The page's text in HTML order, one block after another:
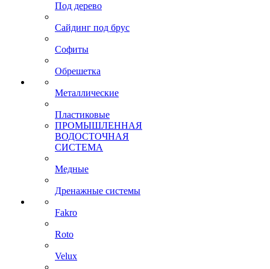
Под дерево
Сайдинг под брус
Софиты
Обрешетка
Металлические
Пластиковые
ПРОМЫШЛЕННАЯ
ВОДОСТОЧНАЯ
СИСТЕМА
Медные
Дренажные системы
Fakro
Roto
Velux